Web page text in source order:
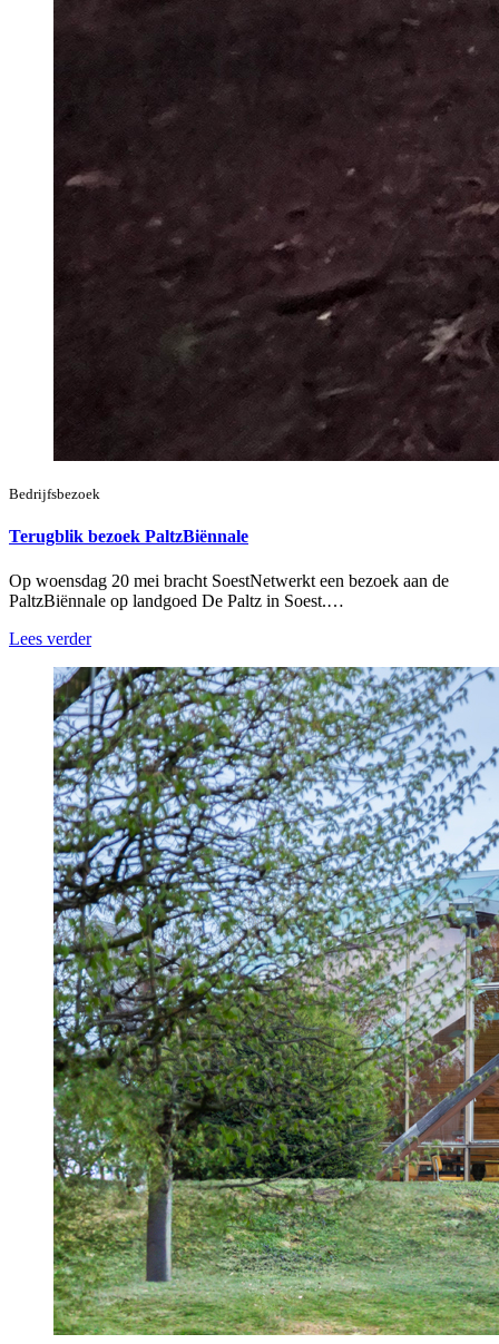
Bedrijfsbezoek
Terugblik bezoek PaltzBiënnale
Op woensdag 20 mei bracht SoestNetwerkt een bezoek aan de
PaltzBiënnale op landgoed De Paltz in Soest.…
Lees verder